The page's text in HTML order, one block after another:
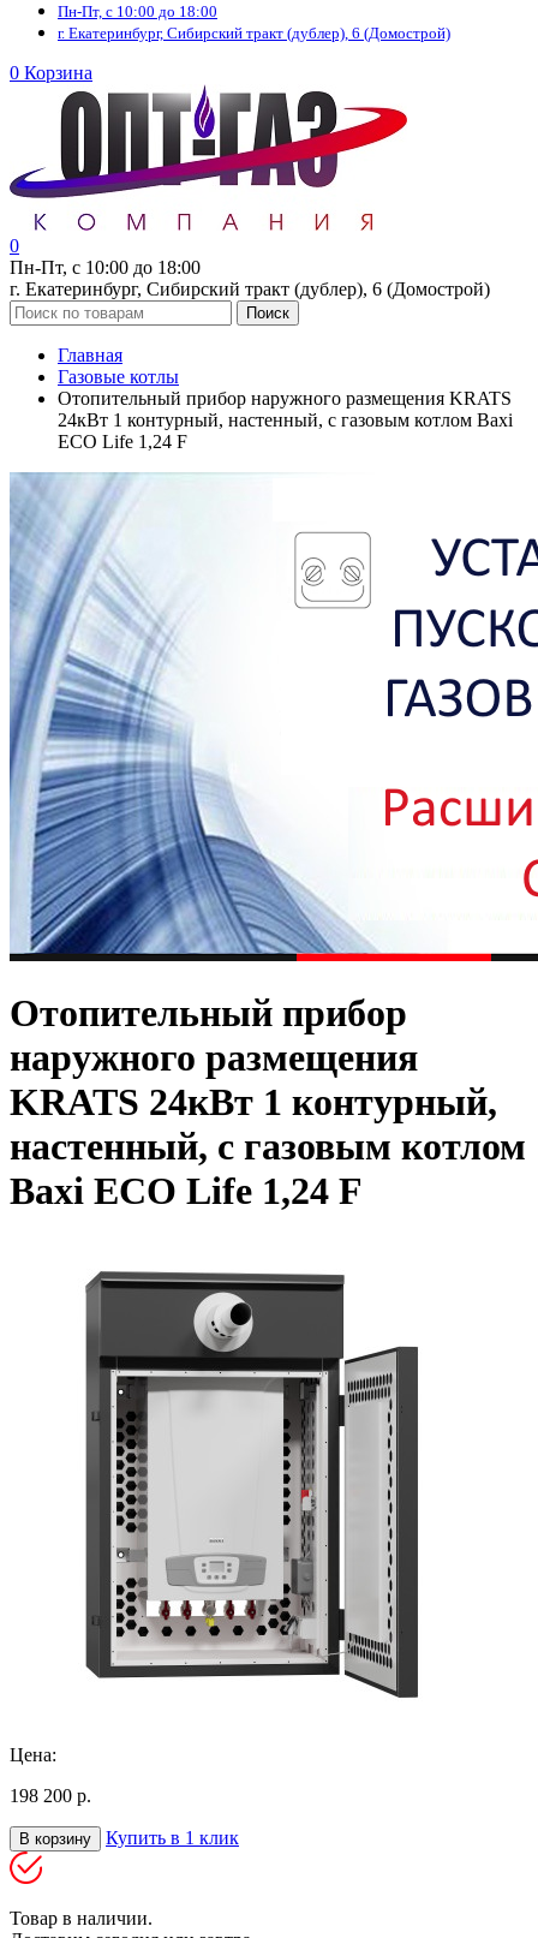
Пн-Пт, с 10:00 до 18:00
г. Екатеринбург, Сибирский тракт (дублер), 6 (Домострой)
0 Корзина
0
Пн-Пт, с 10:00 до 18:00
г. Екатеринбург, Сибирский тракт (дублер), 6 (Домострой)
Поиск
Главная
Газовые котлы
Отопительный прибор наружного размещения KRATS
24кВт 1 контурный, настенный, с газовым котлом Baxi
ECO Life 1,24 F
Отопительный прибор
наружного размещения
KRATS 24кВт 1 контурный,
настенный, с газовым котлом
Baxi ECO Life 1,24 F
Цена:
198 200 р.
В корзину Купить в 1 клик
Товар в наличии.